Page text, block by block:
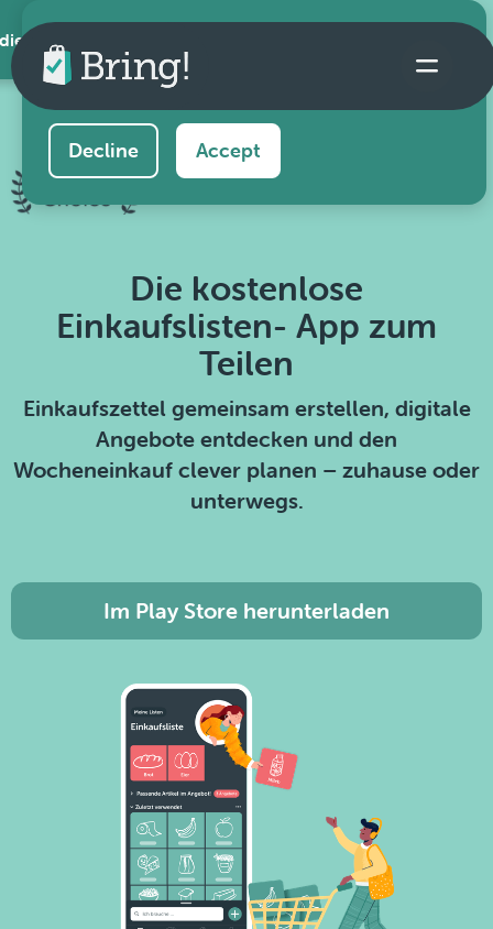
AppThis website uses cookies to ensure you get the
best experience on our website.
Decline Accept
Die kostenlose
Einkaufslisten- App zum
Teilen
Einkaufszettel gemeinsam erstellen, digitale
Angebote entdecken und den
Wocheneinkauf clever planen – zuhause oder
unterwegs.
Im Play Store herunterladen